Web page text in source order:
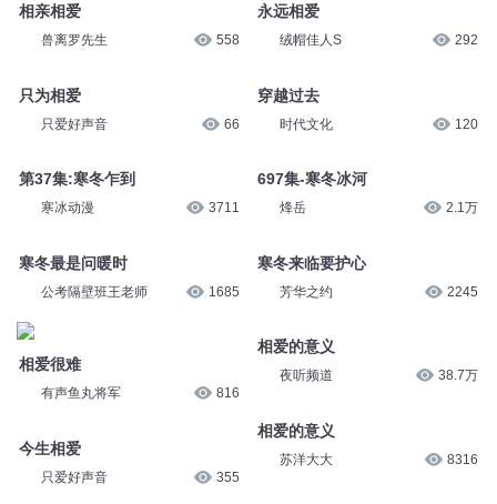
相亲相爱
兽离罗先生 558
只为相爱
只爱好声音 66
第37集:寒冬乍到
寒冰动漫 3711
寒冬最是问暖时
公考隔壁班王老师 1685
相爱很难
有声鱼丸将军 816
今生相爱
只爱好声音 355
永远相爱
绒帽佳人S 292
穿越过去
时代文化 120
697集-寒冬冰河
烽岳 2.1万
寒冬来临要护心
芳华之约 2245
相爱的意义
夜听频道 38.7万
相爱的意义
苏洋大大 8316